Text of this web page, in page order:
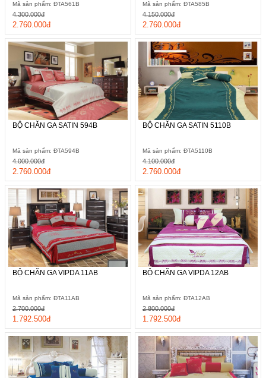
Mã sản phẩm: ĐTA561B
2.760.000đ
4.300.000đ
Mã sản phẩm: ĐTA585B
2.760.000đ
4.150.000đ
BỘ CHĂN GA SATIN 594B
Mã sản phẩm: ĐTA594B
2.760.000đ
4.000.000đ
BỘ CHĂN GA SATIN 5110B
Mã sản phẩm: ĐTA5110B
2.760.000đ
4.100.000đ
BỘ CHĂN GA VIPDA 11AB
Mã sản phẩm: ĐTA11AB
1.792.500đ
2.700.000đ
BỘ CHĂN GA VIPDA 12AB
Mã sản phẩm: ĐTA12AB
1.792.500đ
2.800.000đ